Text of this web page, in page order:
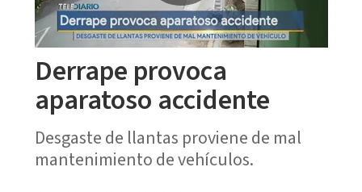
Derrape provoca
aparatoso accidente
Desgaste de llantas proviene de mal
mantenimiento de vehículos.